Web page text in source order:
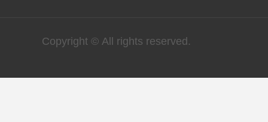
Copyright © All rights reserved.